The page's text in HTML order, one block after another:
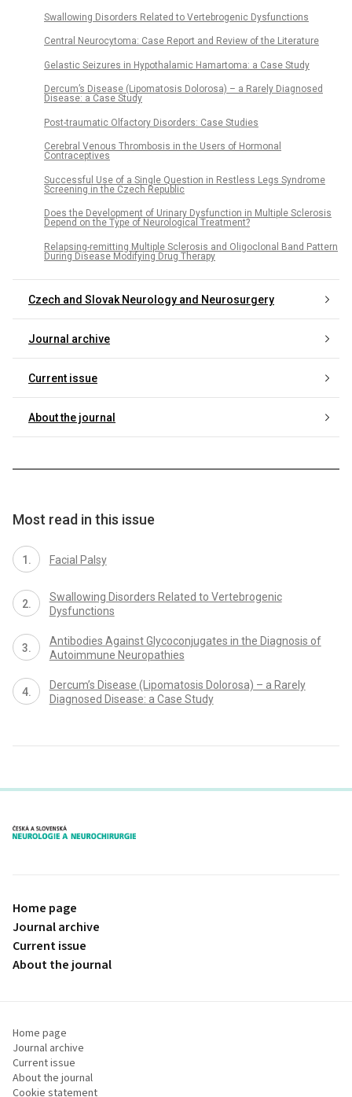
Swallowing Disorders Related to Vertebrogenic Dysfunctions
Central Neurocytoma: Case Report and Review of the Literature
Gelastic Seizures in Hypothalamic Hamartoma: a Case Study
Dercum’s Disease (Lipomatosis Dolorosa) – a Rarely Diagnosed
Disease: a Case Study
Post-traumatic Olfactory Disorders: Case Studies
Cerebral Venous Thrombosis in the Users of Hormonal
Contraceptives
Successful Use of a Single Question in Restless Legs Syndrome
Screening in the Czech Republic
Does the Development of Urinary Dysfunction in Multiple Sclerosis
Depend on the Type of Neurological Treatment?
Relapsing-remitting Multiple Sclerosis and Oligoclonal Band Pattern
During Disease Modifying Drug Therapy
Czech and Slovak Neurology and Neurosurgery
Journal archive
Current issue
About the journal
Most read in this issue
Facial Palsy
Swallowing Disorders Related to Vertebrogenic
Dysfunctions
Antibodies Against Glycoconjugates in the Diagnosis of
Autoimmune Neuropathies
Dercum’s Disease (Lipomatosis Dolorosa) – a Rarely
Diagnosed Disease: a Case Study
proLékaře.cz
Home page
Journal archive
Current issue
About the journal
Home page
Journal archive
Current issue
About the journal
Cookie statement